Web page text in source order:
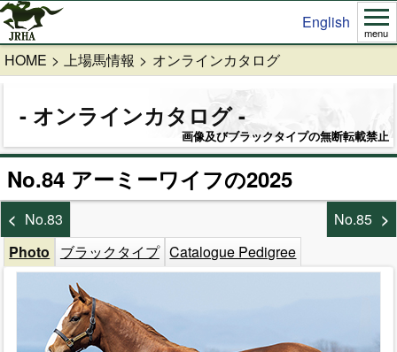
English
menu
HOME 上場馬情報 オンラインカタログ
オンラインカタログ
画像及びブラックタイプの無断転載禁止
No.84 アーミーワイフの2025
No.83
No.85
Photo
ブラックタイプ Catalogue Pedigree